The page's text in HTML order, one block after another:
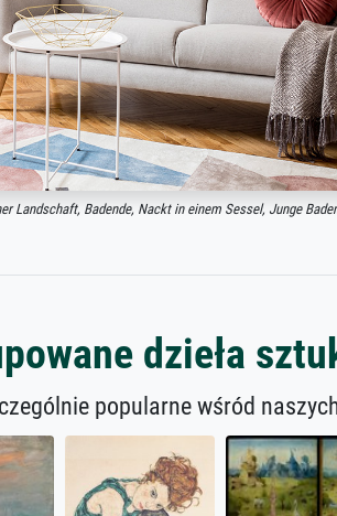
Landschaft, Badende, Nackt in einem Sessel, Junge
dzieła
popularne wśród